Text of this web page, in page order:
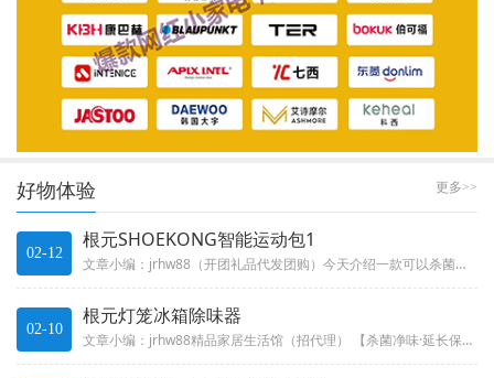
更多>>
好物体验
02-12
根元SHOEKONG智能运动包1
文章小编：jrhw88（开团礼品代发团购）今天介绍一款可以杀菌除味的根元智能运动包 设计真的很棒?? 有独立的伸缩鞋仓，...
02-10
根元灯笼冰箱除味器
文章小编：jrhw88精品家居生活馆（招代理） 【杀菌净味·延长保鲜·降解农残·40天超长续航」】冰箱毕竟是存储食物的，...